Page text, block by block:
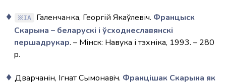
IA Галенчанка, Георгій Якаўлевіч. Францыск
Скарына – беларускі і ўсходнеславянскі
першадрукар. – Мінск: Навука і тэхніка, 1993. – 280
p.
Дварчанiн, Iгнат Сымонавiч. Францішак Скарына як